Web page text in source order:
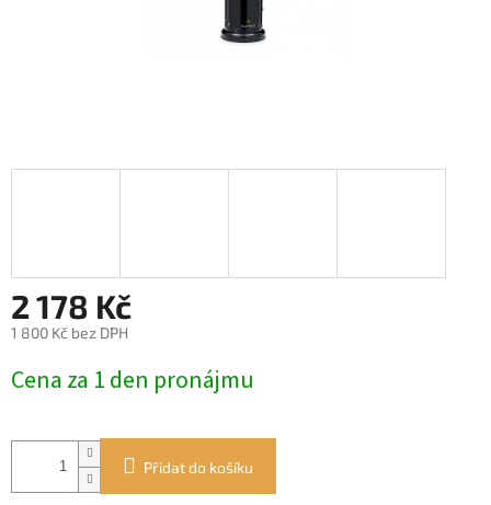
2 178 Kč
1 800 Kč bez DPH
cena:
Cena za 1 den pronájmu
Přidat do košíku